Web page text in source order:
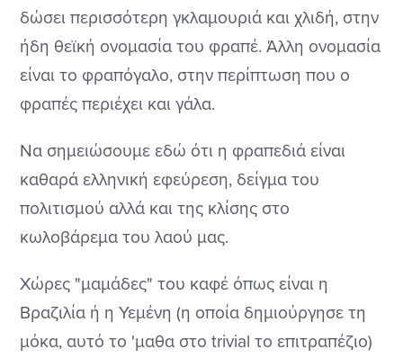
δώσει περισσότερη γκλαμουριά και χλιδή, στην
ήδη θεϊκή ονομασία του φραπέ. Άλλη ονομασία
είναι το φραπόγαλο, στην περίπτωση που ο
φραπές περιέχει και γάλα.
Να σημειώσουμε εδώ ότι η φραπεδιά είναι
καθαρά ελληνική εφεύρεση, δείγμα του
πολιτισμού αλλά και της κλίσης στο
κωλοβάρεμα του λαού μας.
Χώρες "μαμάδες" του καφέ όπως είναι η
Βραζιλία ή η Υεμένη (η οποία δημιούργησε τη
μόκα, αυτό το 'μαθα στο trivial το επιτραπέζιο)